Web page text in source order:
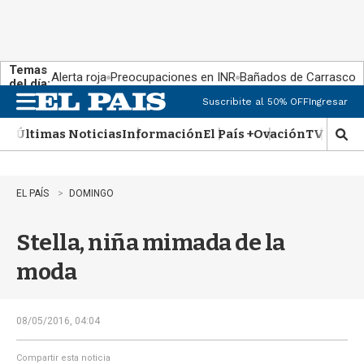
Temas
del día:Alerta roja Preocupaciones en INR Bañados de Carrasco
n
u
Suscribite al 50% OFFIngresar
Últimas NoticiasInformaciónEl País +OvaciónTV Show
M
o
e
EL PAÍS DOMINGO
Stella, niña mimada de la
moda
08/05/2016, 04:04
Compartir esta noticia